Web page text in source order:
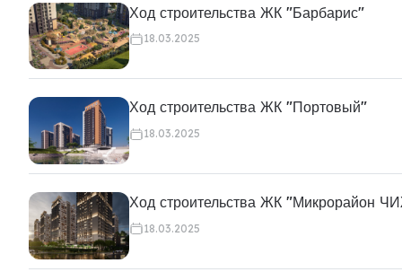
Ход строительства ЖК "Барбарис"
18.03.2025
Ход строительства ЖК "Портовый"
18.03.2025
Ход строительства ЖК "Микрорайон
18.03.2025